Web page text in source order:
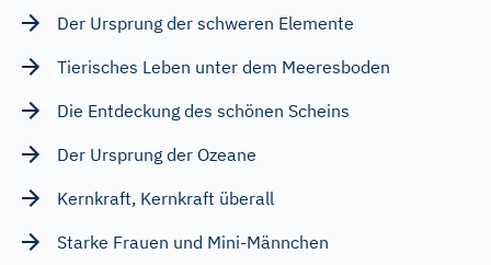
Der Ursprung der schweren Elemente
Tierisches Leben unter dem Meeresboden
Die Entdeckung des schönen Scheins
Der Ursprung der Ozeane
Kernkraft, Kernkraft überall
Starke Frauen und Mini-Männchen